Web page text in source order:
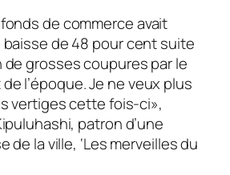
de commerce avait
de 48 pour cent suite
de grosses coupures par le
l’époque. Je ne veux plus
vertiges cette fois-ci»,
patron d’une
de la ville, ‘Les merveilles du